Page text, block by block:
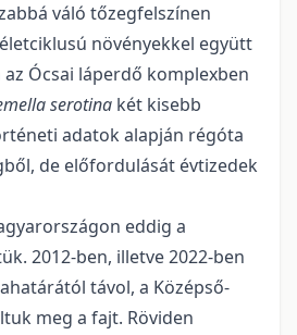
váló tőzegfelszínen
növényekkel együtt
Ócsai láperdő komplexben
serotina két kisebb
adatok alapján régóta
de előfordulását évtizedek
eddig a
2012-ben, illetve 2022-ben
távol, a Középső-
meg a fajt. Röviden